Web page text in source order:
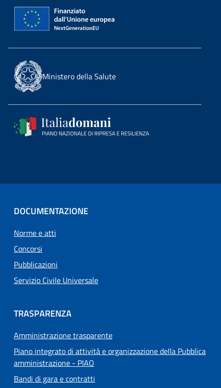
Ministero della Salute
DOCUMENTAZIONE
Norme e atti
Concorsi
Pubblicazioni
Servizio Civile Universale
TRASPARENZA
Amministrazione trasparente
Piano integrato di attività e organizzazione della Pubblica
amministrazione - PIAO
Bandi di gara e contratti